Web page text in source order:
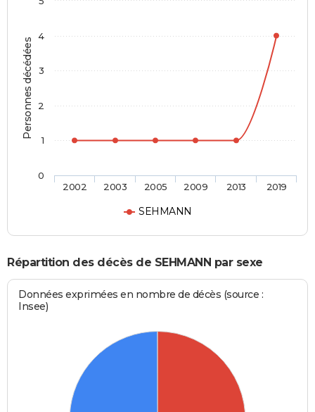
Personnes décédées
SEHMANN
2002 2003 2005 2009 2013 2019
0
1
2
3
4
Répartition des décès de SEHMANN par sexe
Données exprimées en nombre de décès (source :
Insee)